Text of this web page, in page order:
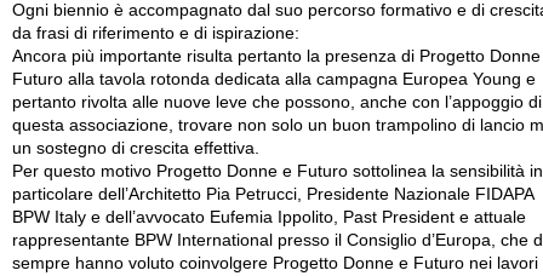
Ogni biennio è accompagnato dal suo percorso formativo e di
da frasi di riferimento e di ispirazione:
Ancora più importante risulta pertanto la presenza di Progetto
Futuro alla tavola rotonda dedicata alla campagna Europea Young e
pertanto rivolta alle nuove leve che possono, anche con l’appoggio di
questa associazione, trovare non solo un buon trampolino di lancio
un sostegno di crescita effettiva.
Per questo motivo Progetto Donne e Futuro sottolinea la sensibilità in
particolare dell’Architetto Pia Petrucci, Presidente Nazionale FIDAPA
BPW Italy e dell’avvocato Eufemia Ippolito, Past President e attuale
rappresentante BPW International presso il Consiglio d’Europa, che
sempre hanno voluto coinvolgere Progetto Donne e Futuro nei lavori